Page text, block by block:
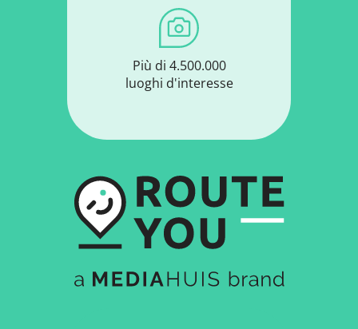
Più di 4.500.000
luoghi d'interesse